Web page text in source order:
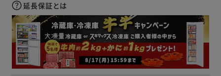
延長保証とは